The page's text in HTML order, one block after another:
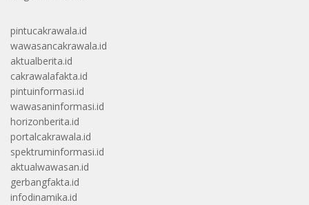
pintucakrawala.id
wawasancakrawala.id
aktualberita.id
cakrawalafakta.id
pintuinformasi.id
wawasaninformasi.id
horizonberita.id
portalcakrawala.id
spektruminformasi.id
aktualwawasan.id
gerbangfakta.id
infodinamika.id